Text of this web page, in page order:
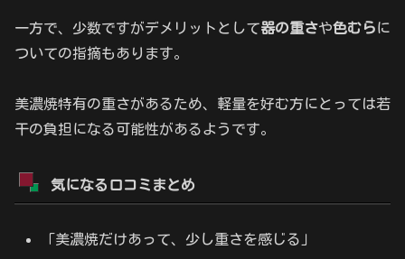
一方で、少数ですがデメリットとして器の重さや色むらに
ついての指摘もあります。
美濃焼特有の重さがあるため、軽量を好む方にとっては若
干の負担になる可能性があるようです。
気になる口コミまとめ
「美濃焼だけあって、少し重さを感じる」